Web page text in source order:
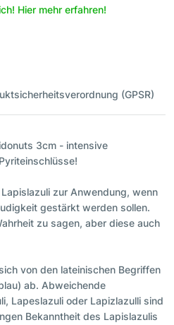
Hier mehr erfahren!
(GPSR)
3cm - intensive
zur Anwendung, wenn
gestärkt werden sollen.
zu sagen, aber diese auch
von den lateinischen Begriffen
ab. Abweichende
Lapeslazuli oder Lapizlazulli sind
Bekanntheit des Lapislazulis